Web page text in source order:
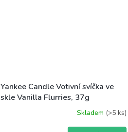
Yankee Candle Votivní svíčka ve
skle Vanilla Flurries, 37g
Skladem (>5 ks)